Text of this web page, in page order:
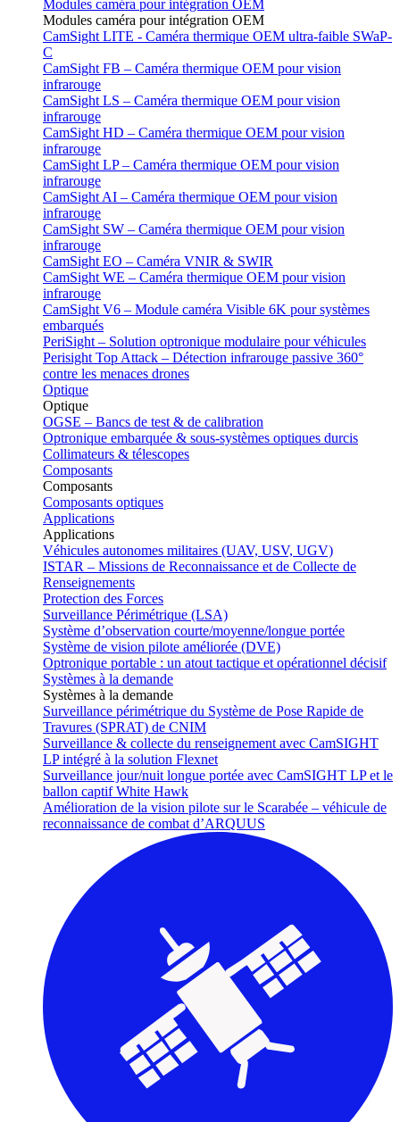
Modules caméra pour intégration OEM
Modules caméra pour intégration OEM
CamSight LITE - Caméra thermique OEM ultra-faible SWaP-
C
CamSight FB – Caméra thermique OEM pour vision
infrarouge
CamSight LS – Caméra thermique OEM pour vision
infrarouge
CamSight HD – Caméra thermique OEM pour vision
infrarouge
CamSight LP – Caméra thermique OEM pour vision
infrarouge
CamSight AI – Caméra thermique OEM pour vision
infrarouge
CamSight SW – Caméra thermique OEM pour vision
infrarouge
CamSight EO – Caméra VNIR & SWIR
CamSight WE – Caméra thermique OEM pour vision
infrarouge
CamSight V6 – Module caméra Visible 6K pour systèmes
embarqués
PeriSight – Solution optronique modulaire pour véhicules
Perisight Top Attack – Détection infrarouge passive 360°
contre les menaces drones
Optique
Optique
OGSE – Bancs de test & de calibration
Optronique embarquée & sous-systèmes optiques durcis
Collimateurs & télescopes
Composants
Composants
Composants optiques
Applications
Applications
Véhicules autonomes militaires (UAV, USV, UGV)
ISTAR – Missions de Reconnaissance et de Collecte de
Renseignements
Protection des Forces
Surveillance Périmétrique (LSA)
Système d’observation courte/moyenne/longue portée
Système de vision pilote améliorée (DVE)
Optronique portable : un atout tactique et opérationnel décisif
Systèmes à la demande
Systèmes à la demande
Surveillance périmétrique du Système de Pose Rapide de
Travures (SPRAT) de CNIM
Surveillance & collecte du renseignement avec CamSIGHT
LP intégré à la solution Flexnet
Surveillance jour/nuit longue portée avec CamSIGHT LP et le
ballon captif White Hawk
Amélioration de la vision pilote sur le Scarabée – véhicule de
reconnaissance de combat d’ARQUUS